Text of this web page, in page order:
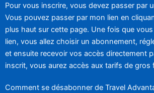
Pour vous inscrire, vous devez passer par
Vous pouvez passer par mon lien en
plus haut sur cette page. Une fois que
lien, vous allez choisir un abonnement,
et ensuite recevoir vos accès directement
inscrit, vous aurez accès aux tarifs de gros
Comment se désabonner de Travel